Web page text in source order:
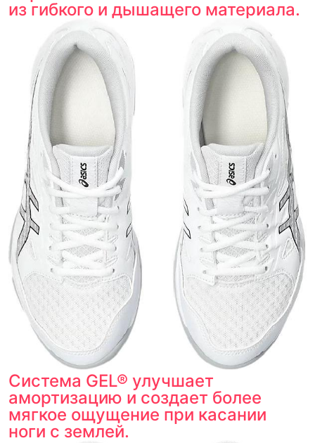
из гибкого и дышащего материала.
Система GEL® улучшает
амортизацию и создает более
мягкое ощущение при касании
ноги с землей.